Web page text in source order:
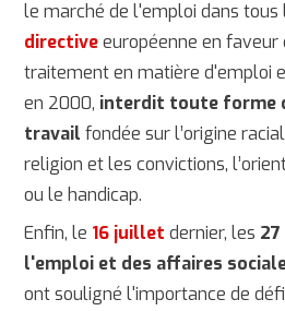
le marché de l'emploi dans tous
directive européenne en
traitement en matière d'emploi
en 2000, interdit toute forme
travail fondée sur l’origine
religion et les convictions,
ou le handicap.
Enfin, le 16 juillet dernier, les
l'emploi et des affaires
ont souligné l'importance de